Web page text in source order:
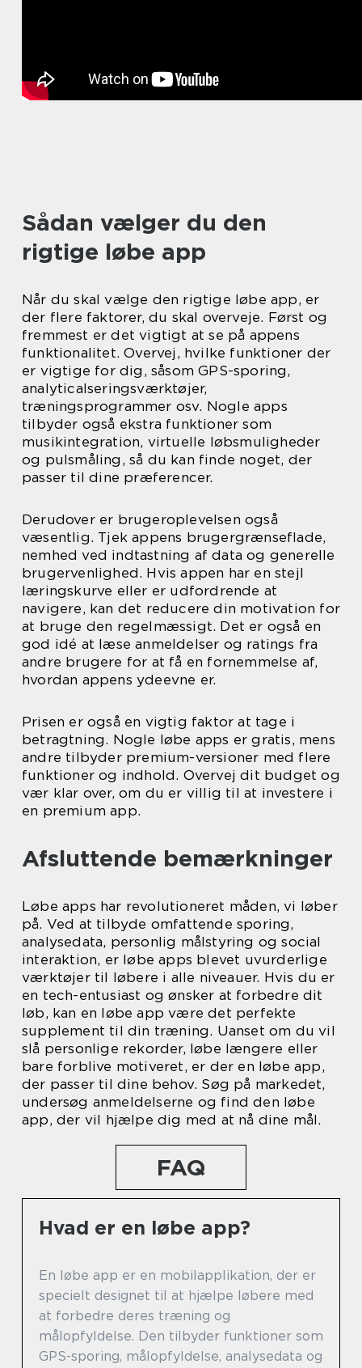
Sådan vælger du den
rigtige løbe app
Når du skal vælge den rigtige løbe app, er
der flere faktorer, du skal overveje. Først og
fremmest er det vigtigt at se på appens
funktionalitet. Overvej, hvilke funktioner der
er vigtige for dig, såsom GPS-sporing,
analyticalseringsværktøjer,
træningsprogrammer osv. Nogle apps
tilbyder også ekstra funktioner som
musikintegration, virtuelle løbsmuligheder
og pulsmåling, så du kan finde noget, der
passer til dine præferencer.
Derudover er brugeroplevelsen også
væsentlig. Tjek appens brugergrænseflade,
nemhed ved indtastning af data og generelle
brugervenlighed. Hvis appen har en stejl
læringskurve eller er udfordrende at
navigere, kan det reducere din motivation for
at bruge den regelmæssigt. Det er også en
god idé at læse anmeldelser og ratings fra
andre brugere for at få en fornemmelse af,
hvordan appens ydeevne er.
Prisen er også en vigtig faktor at tage i
betragtning. Nogle løbe apps er gratis, mens
andre tilbyder premium-versioner med flere
funktioner og indhold. Overvej dit budget og
vær klar over, om du er villig til at investere i
en premium app.
Afsluttende bemærkninger
Løbe apps har revolutioneret måden, vi løber
på. Ved at tilbyde omfattende sporing,
analysedata, personlig målstyring og social
interaktion, er løbe apps blevet uvurderlige
værktøjer til løbere i alle niveauer. Hvis du er
en tech-entusiast og ønsker at forbedre dit
løb, kan en løbe app være det perfekte
supplement til din træning. Uanset om du vil
slå personlige rekorder, løbe længere eller
bare forblive motiveret, er der en løbe app,
der passer til dine behov. Søg på markedet,
undersøg anmeldelserne og find den løbe
app, der vil hjælpe dig med at nå dine mål.
FAQ
Hvad er en løbe app?
En løbe app er en mobilapplikation, der er
specielt designet til at hjælpe løbere med
at forbedre deres træning og
målopfyldelse. Den tilbyder funktioner som
GPS-sporing, målopfyldelse, analysedata og